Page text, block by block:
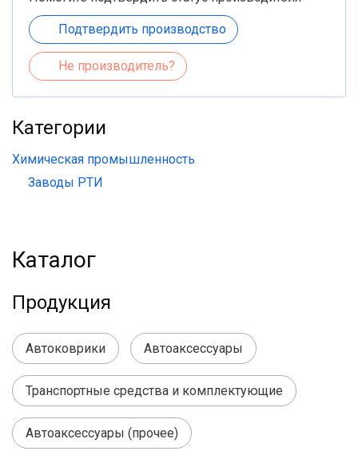
Подтвердить производство
Не производитель?
Категории
Химическая промышленность
Заводы РТИ
Каталог
Продукция
Автоковрики Автоаксессуары
Транспортные средства и комплектующие
Автоаксессуары (прочее)